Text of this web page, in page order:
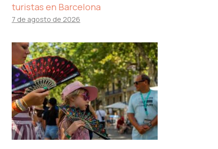
turistas en Barcelona
7 de agosto de 2026